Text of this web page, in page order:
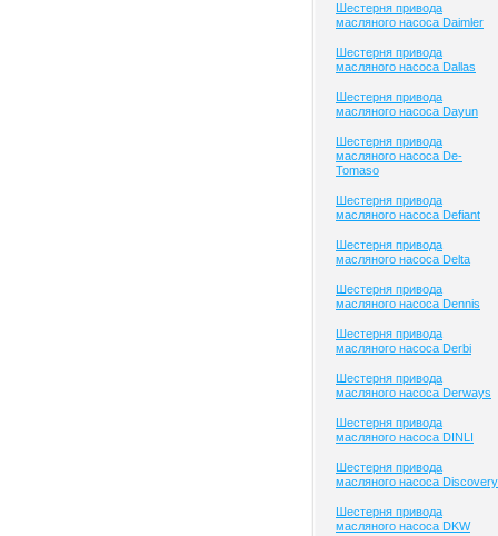
Шестерня привода
масляного насоса Daimler
Шестерня привода
масляного насоса Dallas
Шестерня привода
масляного насоса Dayun
Шестерня привода
масляного насоса De-
Tomaso
Шестерня привода
масляного насоса Defiant
Шестерня привода
масляного насоса Delta
Шестерня привода
масляного насоса Dennis
Шестерня привода
масляного насоса Derbi
Шестерня привода
масляного насоса Derways
Шестерня привода
масляного насоса DINLI
Шестерня привода
масляного насоса Discovery
Шестерня привода
масляного насоса DKW